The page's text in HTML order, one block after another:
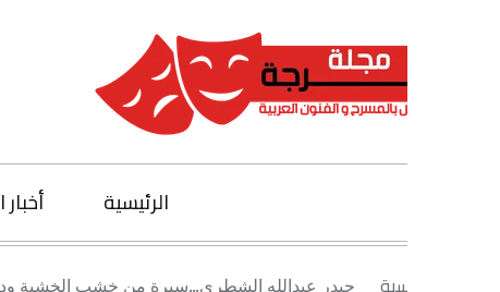
أخبار الفنون
حيدر عبدالله الشطري…سيرة من خشب الخشبة ودخان الكلمات